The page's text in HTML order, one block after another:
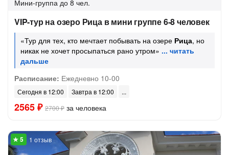
Мини-группа до 8 чел.
VIP-тур на озеро Рица в мини группе 6-8 человек
«Тур для тех, кто мечтает побывать на озере Рица, но
никак не хочет просыпаться рано утром»
Расписание: Ежедневно 10-00
Сегодня в 12:00 Завтра в 12:00
2565 ₽ 2700 ₽ за человека
1 отзыв